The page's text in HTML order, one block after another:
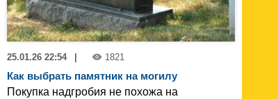
25.01.26 22:54 1821
Как выбрать памятник на могилу
Покупка надгробия не похожа на